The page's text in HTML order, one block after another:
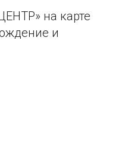
на карте
и